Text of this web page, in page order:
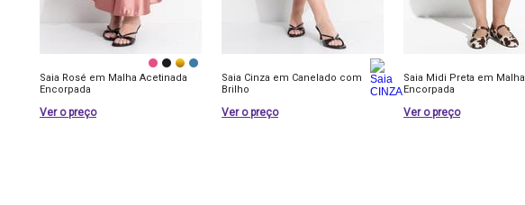
Saia Rosé em Malha Acetinada
Encorpada
Ver o preço
Saia Cinza em Canelado com
Brilho
Ver o preço
Saia Midi Preta em
Encorpada
Ver o preço